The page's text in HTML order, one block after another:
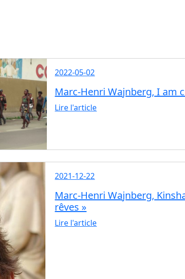
2022-05-02
Marc-Henri Wajnberg, I am
Lire l'article
2021-12-22
Marc-Henri Wajnberg,
rêves »
Lire l'article